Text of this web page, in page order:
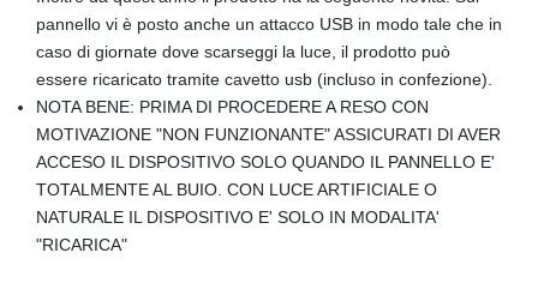
pannello vi è posto anche un attacco USB in modo tale che in
caso di giornate dove scarseggi la luce, il prodotto può
essere ricaricato tramite cavetto usb (incluso in confezione).
NOTA BENE: PRIMA DI PROCEDERE A RESO CON
MOTIVAZIONE "NON FUNZIONANTE" ASSICURATI DI AVER
ACCESO IL DISPOSITIVO SOLO QUANDO IL PANNELLO E'
TOTALMENTE AL BUIO. CON LUCE ARTIFICIALE O
NATURALE IL DISPOSITIVO E' SOLO IN MODALITA'
"RICARICA"